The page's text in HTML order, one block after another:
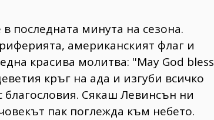
последната минута на сезона.
американският флаг и
красива молитва: ''May God bless
кръг на ада и изгуби всичко
Сякаш Левинсън ни
пак поглежда към небето.